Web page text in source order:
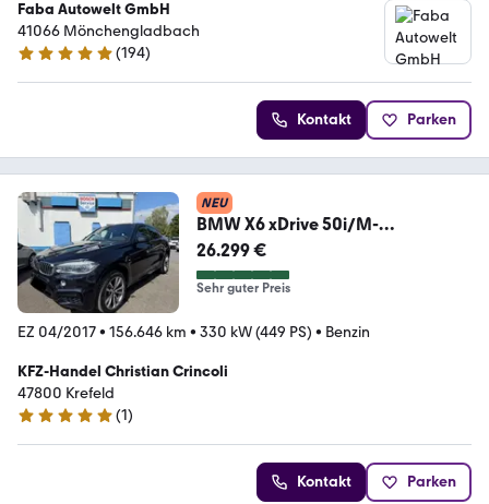
Faba Autowelt GmbH
41066 Mönchengladbach
4.8 Sterne
(194)
Kontakt Parken
NEU
BMW X6 xDrive 50i/M-
Paket/HUD/H&K/Spur/1.HD/
26.299 €
Sehr guter Preis
EZ 04/2017• 156.646 km • 330 kW (449 PS) • Benzin
KFZ-Handel Christian Crincoli
47800 Krefeld
5 Sterne
(1)
Kontakt Parken